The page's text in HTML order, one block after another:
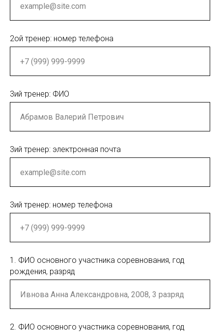
2ой тренер: номер телефона
3ий тренер: ФИО
3ий тренер: электронная почта
3ий тренер: номер телефона
1. ФИО основного участника соревнования, год
рождения, разряд
2. ФИО основного участника соревнования, год